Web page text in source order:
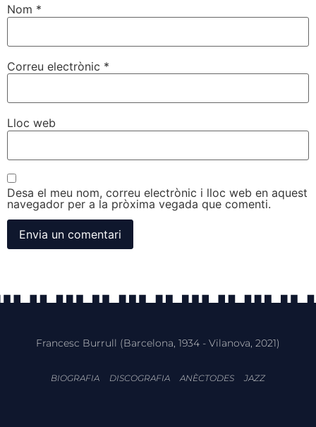
Nom *
Correu electrònic *
Lloc web
Desa el meu nom, correu electrònic i lloc web en aquest
navegador per a la pròxima vegada que comenti.
Francesc Burrull (Barcelona, 1934 - Vilanova, 2021)
BIOGRAFIA DISCOGRAFIA ANÈCTODES JAZZ